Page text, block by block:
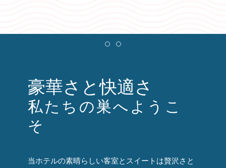
Item 1Item 2
豪華さと快適さ
私たちの巣へようこ
そ
当ホテルの素晴らしい客室とスイートは贅沢さと